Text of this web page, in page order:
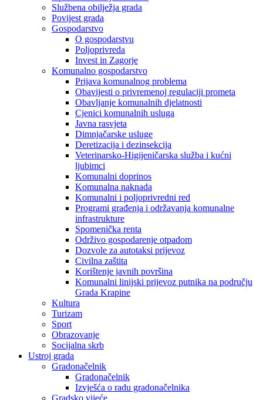
Službena obilježja grada
Povijest grada
Gospodarstvo
O gospodarstvu
Poljoprivreda
Invest in Zagorje
Komunalno gospodarstvo
Prijava komunalnog problema
Obavijesti o privremenoj regulaciji prometa
Obavljanje komunalnih djelatnosti
Cjenici komunalnih usluga
Javna rasvjeta
Dimnjačarske usluge
Deretizacija i dezinsekcija
Veterinarsko-Higijeničarska služba i kućni
ljubimci
Komunalni doprinos
Komunalna naknada
Komunalni i poljoprivredni red
Programi građenja i održavanja komunalne
infrastrukture
Spomenička renta
Održivo gospodarenje otpadom
Dozvole za autotaksi prijevoz
Civilna zaštita
Korištenje javnih površina
Komunalni linijski prijevoz putnika na području
Grada Krapine
Kultura
Turizam
Sport
Obrazovanje
Socijalna skrb
Ustroj grada
Gradonačelnik
Gradonačelnik
Izvješća o radu gradonačelnika
Gradsko vijeće